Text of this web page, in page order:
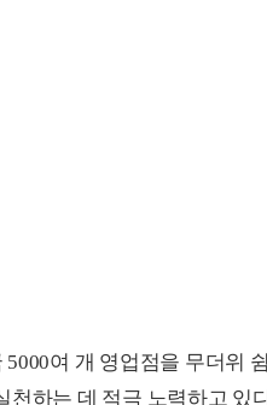
여 개 영업점을 무더위
천하는 데 적극 노력하고 있